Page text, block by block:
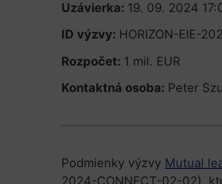
Uzávierka: 19. 09. 2024
ID výzvy: HORIZON-EIE-
Rozpočet: 1 mil. EUR
Kontaktná osoba: Peter
Podmienky výzvy Mutual
2024-CONNECT-02-02),